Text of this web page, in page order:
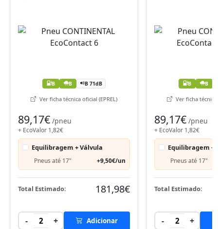
B B B 71dB
Ver ficha técnica oficial (EPREL)
89,17€ /pneu
+ EcoValor 1,82€
Equilibragem + Válvula
Pneus até 17" +9,50€/un
Total Estimado: 181,98€
- 2 + Adicionar
B B
Ver ficha técnica
89,17€ /pneu
+ EcoValor 1,82€
Equilibragem +
Pneus até 17"
Total Estimado:
- 2 +